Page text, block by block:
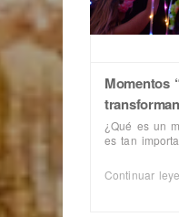
Momentos
¿Qué es un
es tan
Continuar